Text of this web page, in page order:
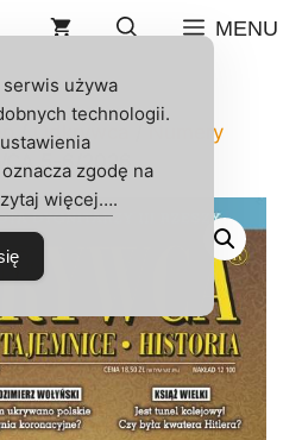
MENU
/ Odkrywca
Numery
5-6/2026
serwis używa
technologii.
zgodę na
więcej….